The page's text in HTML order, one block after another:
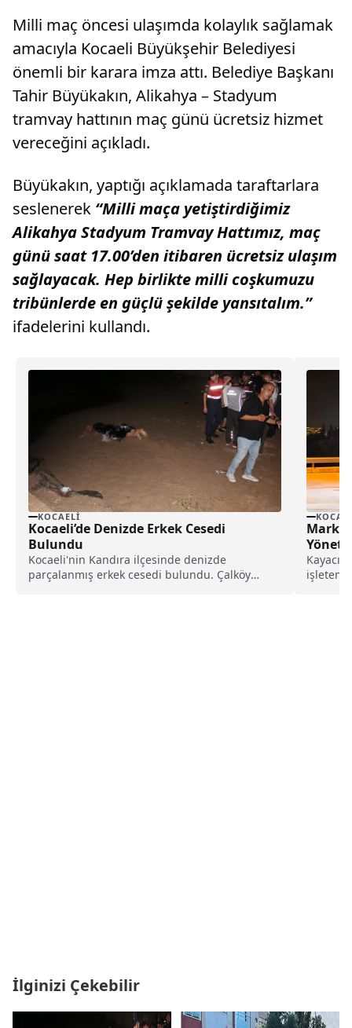
Milli maç öncesi ulaşımda kolaylık sağlamak
amacıyla Kocaeli Büyükşehir Belediyesi
önemli bir karara imza attı. Belediye Başkanı
Tahir Büyükakın, Alikahya – Stadyum
tramvay hattının maç günü ücretsiz hizmet
vereceğini açıkladı.
Büyükakın, yaptığı açıklamada taraftarlara
seslenerek “Milli maça yetiştirdiğimiz
Alikahya Stadyum Tramvay Hattımız, maç
günü saat 17.00’den itibaren ücretsiz ulaşım
sağlayacak. Hep birlikte milli coşkumuzu
tribünlerde en güçlü şekilde yansıtalım.”
ifadelerini kullandı.
KOCAELI
Kocaeli’de Denizde Erkek Cesedi
Bulundu
Kocaeli'nin Kandıra ilçesinde denizde
parçalanmış erkek cesedi bulundu. Çalköy
Market
işleten
İlginizi Çekebilir